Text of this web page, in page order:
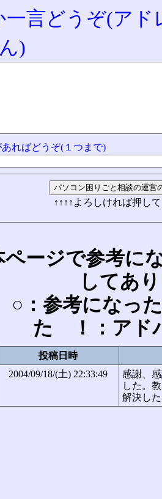
一言どうぞ(ア
)
ればどうぞ(１つまで)
↑↑↑↑よろしければ押し
ページで参考に
してあ
：参考になっ
た ！：アド
投稿日時
2004/09/18/(土) 22:33:49
感謝、
した。
解決し